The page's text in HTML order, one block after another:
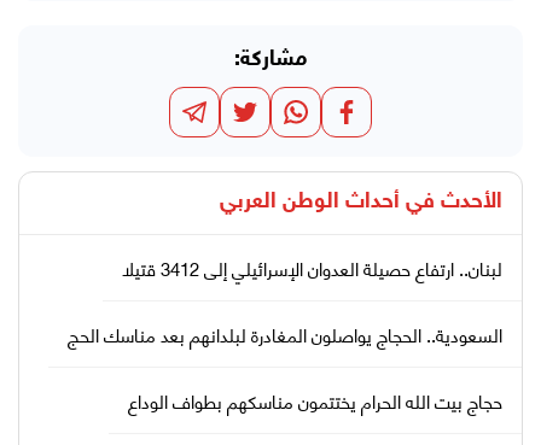
مشاركة:
الأحدث في أحداث الوطن العربي
لبنان.. ارتفاع حصيلة العدوان الإسرائيلي إلى 3412 قتيلا
السعودية.. الحجاج يواصلون المغادرة لبلدانهم بعد مناسك الحج
حجاج بيت الله الحرام يختتمون مناسكهم بطواف الوداع